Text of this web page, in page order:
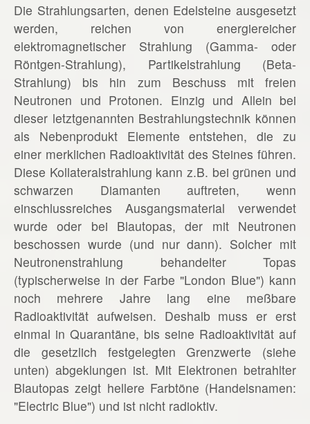
Die Strahlungsarten, denen Edelsteine ausgesetzt
werden, reichen von energiereicher
elektromagnetischer Strahlung (Gamma- oder
Röntgen-Strahlung), Partikelstrahlung (Beta-
Strahlung) bis hin zum Beschuss mit freien
Neutronen und Protonen. Einzig und Allein bei
dieser letztgenannten Bestrahlungstechnik können
als Nebenprodukt Elemente entstehen, die zu
einer merklichen Radioaktivität des Steines führen.
Diese Kollateralstrahlung kann z.B. bei grünen und
schwarzen Diamanten auftreten, wenn
einschlussreiches Ausgangsmaterial verwendet
wurde oder bei Blautopas, der mit Neutronen
beschossen wurde (und nur dann). Solcher mit
Neutronenstrahlung behandelter Topas
(typischerweise in der Farbe "London Blue") kann
noch mehrere Jahre lang eine meßbare
Radioaktivität aufweisen. Deshalb muss er erst
einmal in Quarantäne, bis seine Radioaktivität auf
die gesetzlich festgelegten Grenzwerte (siehe
unten) abgeklungen ist. Mit Elektronen betrahlter
Blautopas zeigt hellere Farbtöne (Handelsnamen:
"Electric Blue") und ist nicht radioktiv.